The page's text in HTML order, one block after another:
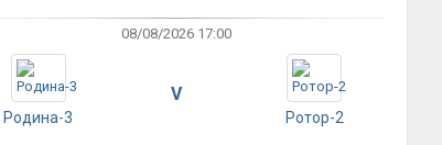
08/08/2026 17:00
Родина-3
V
Ротор-2